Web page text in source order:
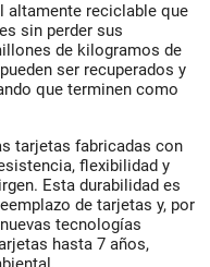
altamente reciclable que
sin perder sus
de kilogramos de
ser recuperados y
que terminen como
tarjetas fabricadas con
flexibilidad y
Esta durabilidad es
de tarjetas y, por
tecnologías
hasta 7 años,